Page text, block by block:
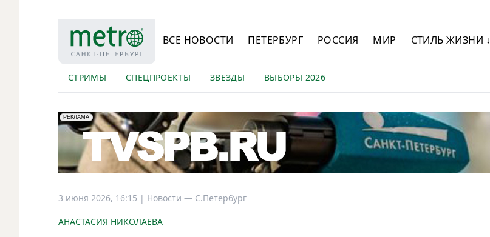
ВСЕ НОВОСТИ ПЕТЕРБУРГ РОССИЯ МИР СТИЛЬ ЖИЗНИ ↓
СТРИМЫ СПЕЦПРОЕКТЫ ЗВЕЗДЫ ВЫБОРЫ 2026
erid: LdtCK5Efv
РЕКЛАМА
АО "ГАТР", ИНН: 7841320717
3 июня 2026, 16:15 | Новости — С.Петербург
АНАСТАСИЯ НИКОЛАЕВА